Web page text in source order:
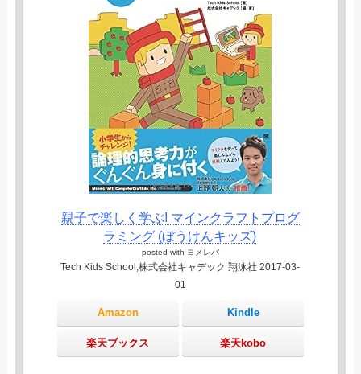
親子で楽しく学ぶ! マインクラフトプログ
ラミング (ぼうけんキッズ)
posted with ヨメレバ
Tech Kids School,株式会社キャデック 翔泳社 2017-03-
01
Amazon Kindle
楽天ブックス 楽天kobo